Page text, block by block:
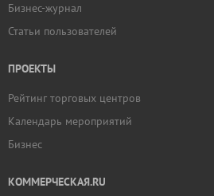
Бизнес-журнал
Статьи пользователей
ПРОЕКТЫ
Рейтинг торговых центров
Календарь мероприятий
Бизнес
КОММЕРЧЕСКАЯ.RU